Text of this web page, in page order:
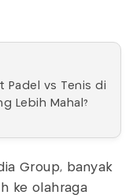
Padel vs Tenis di
Lebih Mahal?
Group, banyak
ke olahraga